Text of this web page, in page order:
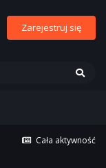
Zarejestruj się
Cała aktywność